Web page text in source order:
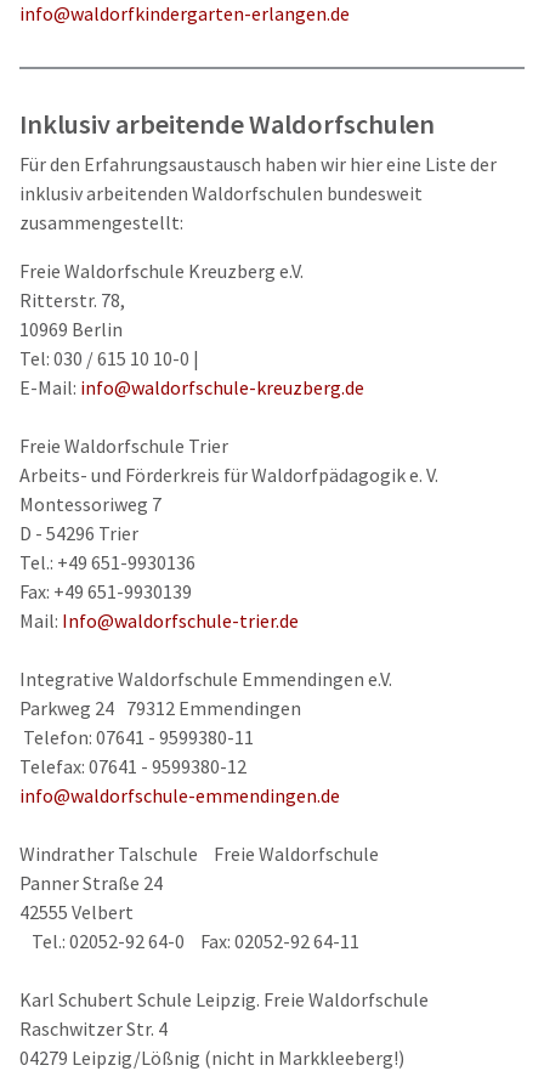
info@waldorfkindergarten-erlangen.de
Inklusiv arbeitende Waldorfschulen
Für den Erfahrungsaustausch haben wir hier eine Liste der
inklusiv arbeitenden Waldorfschulen bundesweit
zusammengestellt:
Freie Waldorfschule Kreuzberg e.V.
Ritterstr. 78,
10969 Berlin
Tel: 030 / 615 10 10-0 |
E-Mail: info@waldorfschule-kreuzberg.de
Freie Waldorfschule Trier
Arbeits- und Förderkreis für Waldorfpädagogik e. V.
Montessoriweg 7
D - 54296 Trier
Tel.: +49 651-9930136
Fax: +49 651-9930139
Mail: Info@waldorfschule-trier.de
Integrative Waldorfschule Emmendingen e.V.
Parkweg 24 79312 Emmendingen
Telefon: 07641 - 9599380-11
Telefax: 07641 - 9599380-12
info@waldorfschule-emmendingen.de
Windrather Talschule Freie Waldorfschule
Panner Straße 24
42555 Velbert
Tel.: 02052-92 64-0 Fax: 02052-92 64-11
Karl Schubert Schule Leipzig. Freie Waldorfschule
Raschwitzer Str. 4
04279 Leipzig/Lößnig (nicht in Markkleeberg!)